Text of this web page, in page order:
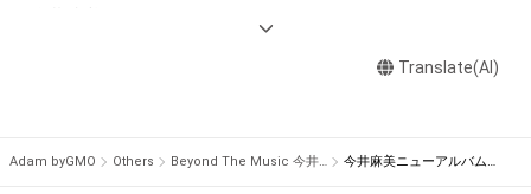
に反する利用またはその恐れのある利用など、本アイテムの作
成者または第三者のライセンス保有者が不適切であると判断し
趣味・特技：森林浴、作詞
Translate(AI)
Adam byGMO Others Beyond The Music 今井麻美NFTストア 今井麻美ニューアルバム「Balancing Journey」のCDデジタルブックレットNFT（DVD付き版）